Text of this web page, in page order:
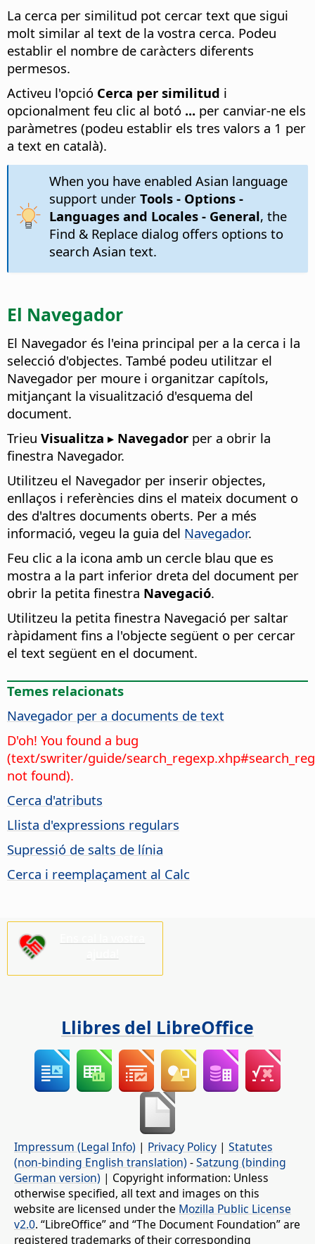
La cerca per similitud pot cercar text que sigui
molt similar al text de la vostra cerca. Podeu
establir el nombre de caràcters diferents
permesos.
Activeu l'opció Cerca per similitud i
opcionalment feu clic al botó ... per canviar-ne els
paràmetres (podeu establir els tres valors a 1 per
a text en català).
When you have enabled Asian language
support under Tools - Options-
Languages and Locales - General, the
Find & Replace dialog offers options to
search Asian text.
El Navegador
El Navegador és l'eina principal per a la cerca i la
selecció d'objectes. També podeu utilitzar el
Navegador per moure i organitzar capítols,
mitjançant la visualització d'esquema del
document.
Trieu Visualitza ▸ Navegador per a obrir la
finestra Navegador.
Utilitzeu el Navegador per inserir objectes,
enllaços i referències dins el mateix document o
des d'altres documents oberts. Per a més
informació, vegeu la guia del Navegador.
Feu clic a la icona amb un cercle blau que es
mostra a la part inferior dreta del document per
obrir la petita finestra Navegació.
Utilitzeu la petita finestra Navegació per saltar
ràpidament fins a l'objecte següent o per cercar
el text següent en el document.
Temes relacionats
Navegador per a documents de text
D'oh! You found a bug
(text/swriter/guide/
not found).
Cerca d'atributs
Llista d'expressions regulars
Supressió de salts de línia
Cerca i reemplaçament al Calc
Llibres del LibreOffice
Impressum (Legal Info) | Privacy Policy | Statutes
(non-binding English translation) -Satzung (binding
German version) | Copyright information: Unless
otherwise specified, all text and images on this
website are licensed under the Mozilla Public License
v2.0. “LibreOffice” and “The Document Foundation” are
registered trademarks of their corresponding